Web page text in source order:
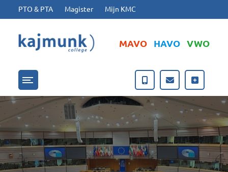
Ga naar hoofdinhoud
Ga naar footer
PTO & PTA Magister Mijn KMC
MAVO HAVO VWO
Menu openen/sluiten